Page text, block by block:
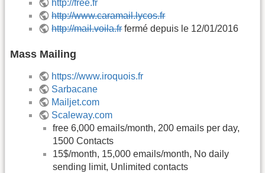
http://free.fr
http://www.caramail.lycos.fr
http://mail.voila.frfermé depuis le 12/01/2016
Mass Mailing
https://www.iroquois.fr
Sarbacane
Mailjet.com
Scaleway.com
free 6,000 emails/month, 200 emails per day,
1500 Contacts
15$/month, 15,000 emails/month, No daily
sending limit, Unlimited contacts